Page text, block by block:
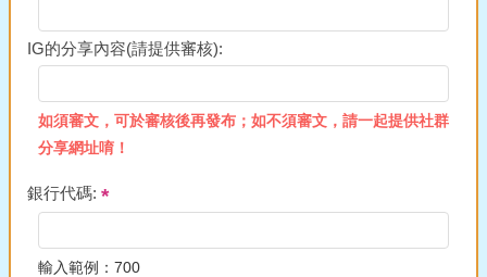
IG的分享內容(請提供審核):
如須審文，可於審核後再發布；如不須審文，請一起提供社群
分享網址唷！
銀行代碼:
輸入範例：700